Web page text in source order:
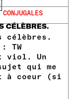
CÉLÈBRES.
célèbres.
TW
viol. Un
qui me
à coeur (si